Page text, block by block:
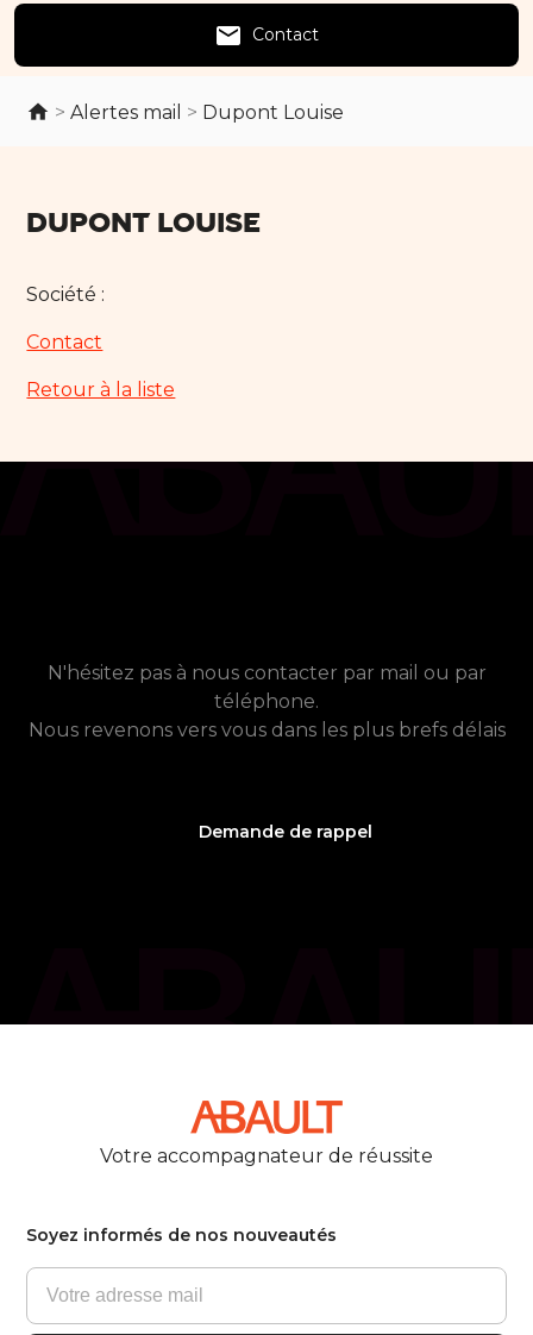
email Contact
>Alertes mail > Dupont Louise
Dupont Louise
Société :
Contact
Retour à la liste
N'hésitez pas à nous contacter par mail ou par
téléphone.
Nous revenons vers vous dans les plus brefs délais
Demande de rappel
Votre accompagnateur de réussite
Soyez informés de nos nouveautés